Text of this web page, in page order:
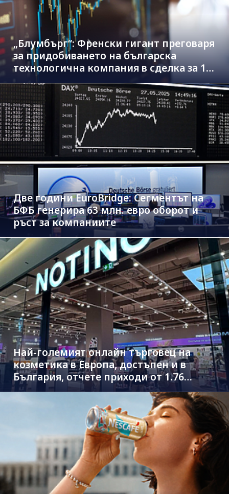
„Блумбърг“: Френски гигант преговаря
за придобиването на българска
технологична компания в сделка за 1.3
млрд. евро
Две години EuroBridge: Сегментът на
БФБ генерира 63 млн. евро оборот и
ръст за компаниите
Най-големият онлайн търговец на
козметика в Европа, достъпен и в
България, отчете приходи от 1.76
млрд. евро